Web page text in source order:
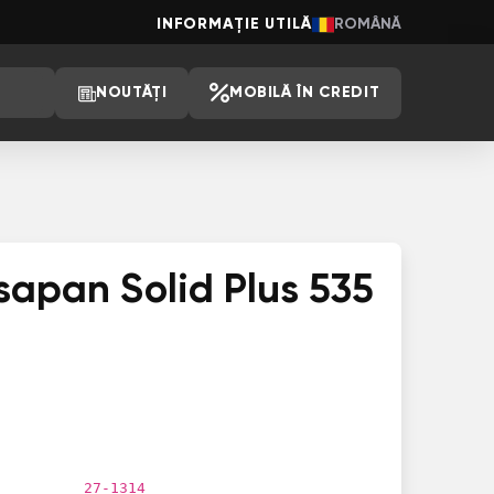
INFORMAȚIE UTILĂ ROMÂNĂ
NOUTĂȚI MOBILĂ ÎN CREDIT
Solid Plus 535
27-1314